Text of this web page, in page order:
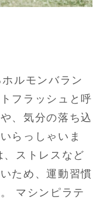
ルモンバラン
フラッシュと呼
、気分の落ち込
らっしゃいま
ストレスなど
ため、運動習慣
マシンピラテ